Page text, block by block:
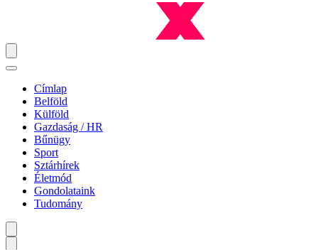
Címlap
Belföld
Külföld
Gazdaság / HR
Bűnügy
Sport
Sztárhírek
Életmód
Gondolataink
Tudomány